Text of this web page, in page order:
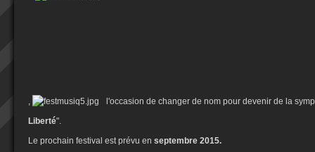
,
l'occasion de changer de nom pour devenir de la
Liberté".
Le prochain festival est prévu en septembre 2015.